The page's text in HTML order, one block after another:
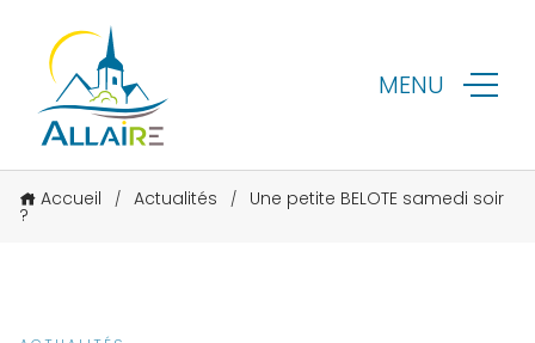
MENU
Accueil / Actualités / Une petite BELOTE samedi soir
?